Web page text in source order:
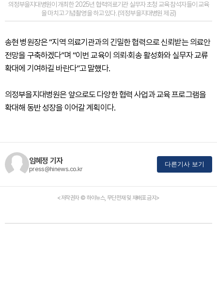
의정부을지대병원이 개최한 2025년 협력의료기관 실무자 초청 교육 참석자들이 교육
을 마치고 기념촬영을 하고 있다. (의정부을지대병원 제공)
송현 병원장은 “지역 의료기관과의 긴밀한 협력으로 신뢰받는 의료안
전망을 구축하겠다”며 “이번 교육이 의뢰·회송 활성화와 실무자 교류
확대에 기여하길 바란다”고 말했다.
의정부을지대병원은 앞으로도 다양한 협력 사업과 교육 프로그램을
확대해 동반 성장을 이어갈 계획이다.
임혜정 기자
press@hinews.co.kr
다른기사 보기
<저작권자 © 하이뉴스, 무단전재 및 재배포 금지>